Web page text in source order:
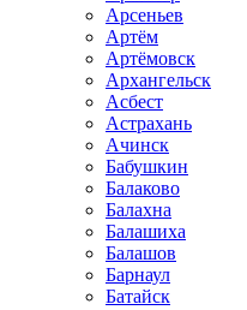
Арсеньев
Артём
Артёмовск
Архангельск
Асбест
Астрахань
Ачинск
Бабушкин
Балаково
Балахна
Балашиха
Балашов
Барнаул
Батайск